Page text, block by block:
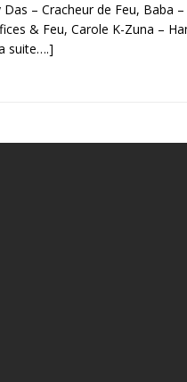
– Cracheur de Feu, Baba
& Feu, Carole K-Zuna –
suite….]